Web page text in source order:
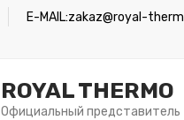
E-MAIL:zakaz@royal-
ROYAL THERMO
Официальный представитель